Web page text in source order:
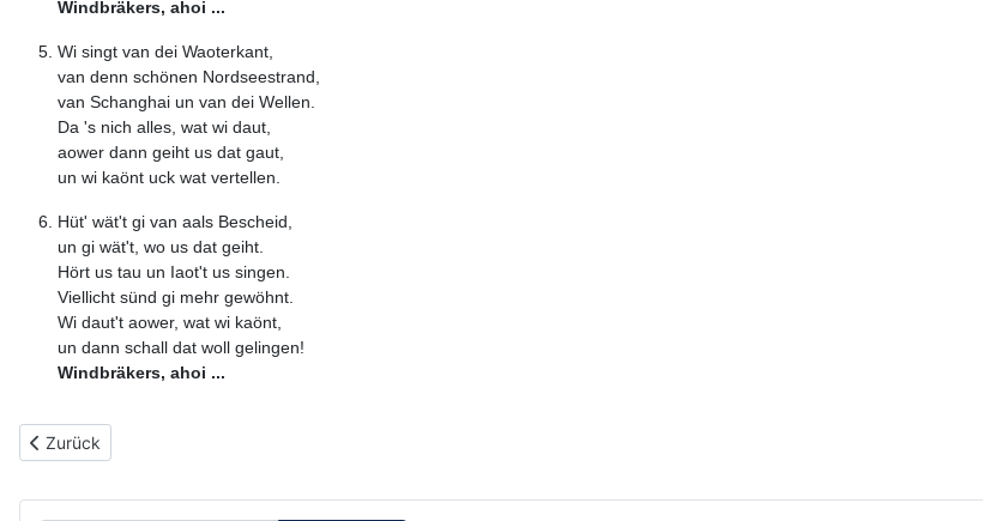
Windbräkers, ahoi ...
Wi singt van dei Waoterkant,
van denn schönen Nordseestrand,
van Schanghai un van dei Wellen.
Da 's nich alles, wat wi daut,
aower dann geiht us dat gaut,
un wi kaönt uck wat vertellen.
Hüt' wät't gi van aals Bescheid,
un gi wät't, wo us dat geiht.
Hört us tau un Iaot't us singen.
Viellicht sünd gi mehr gewöhnt.
Wi daut't aower, wat wi kaönt,
un dann schall dat woll gelingen!
Windbräkers, ahoi ...
Vorheriger Beitrag: 021 - Wir lagen vor Madagaskar
Zurück